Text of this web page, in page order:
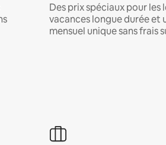
Des prix spéciaux pour les
vacances longue durée et
mensuel unique sans frais